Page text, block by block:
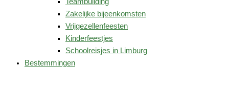
Zakelijke bijeenkomsten
Vrijgezellenfeesten
Kinderfeestjes
Schoolreisjes in Limburg
Bestemmingen